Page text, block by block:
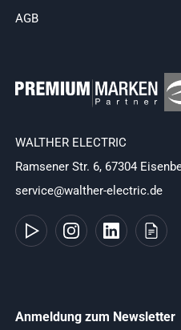
AGB
WALTHER ELECTRIC
Ramsener Str. 6, 67304
service@walther-electric.de
Anmeldung zum Newsletter